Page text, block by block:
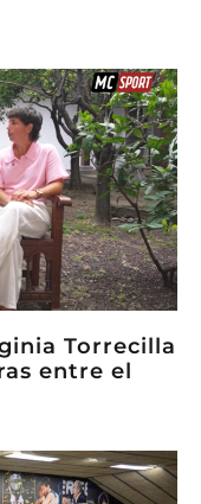
Torrecilla
entre el